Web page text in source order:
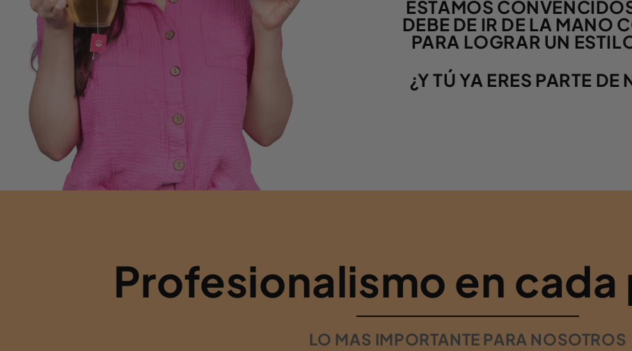
ESTAMOS
DEBE DE IR DE LA MANO
PARA LOGRAR UN
¿Y TÚ YA ERES PARTE
Profesionalismo en
LO MAS IMPORTANTE PARA NOSOTROS